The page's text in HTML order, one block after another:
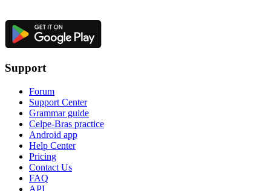
Support
Forum
Support Center
Grammar guide
Celpe-Bras practice
Android app
Help Center
Pricing
Contact Us
FAQ
API